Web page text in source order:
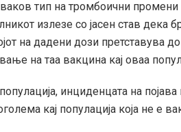
ваков тип на тромбоични
излезе со јасен став дека
на дадени дози претставува
на таа вакцина кај оваа
популација, инциденцата на
кај популација која не е